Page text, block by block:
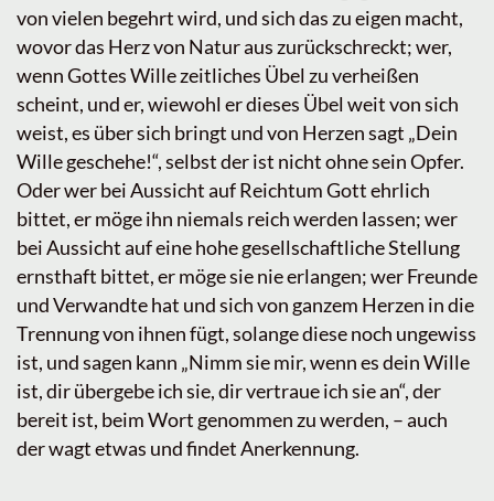
von vielen begehrt wird, und sich das zu eigen macht,
wovor das Herz von Natur aus zurückschreckt; wer,
wenn Gottes Wille zeitliches Übel zu verheißen
scheint, und er, wiewohl er dieses Übel weit von sich
weist, es über sich bringt und von Herzen sagt „Dein
Wille geschehe!“, selbst der ist nicht ohne sein Opfer.
Oder wer bei Aussicht auf Reichtum Gott ehrlich
bittet, er möge ihn niemals reich werden lassen; wer
bei Aussicht auf eine hohe gesellschaftliche Stellung
ernsthaft bittet, er möge sie nie erlangen; wer Freunde
und Verwandte hat und sich von ganzem Herzen in die
Trennung von ihnen fügt, solange diese noch ungewiss
ist, und sagen kann „Nimm sie mir, wenn es dein Wille
ist, dir übergebe ich sie, dir vertraue ich sie an“, der
bereit ist, beim Wort genommen zu werden, – auch
der wagt etwas und findet Anerkennung.